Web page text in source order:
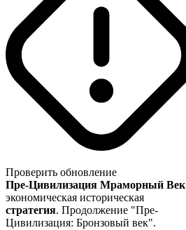
Проверить обновление
Пре-Цивилизация Мраморный Век
экономическая историческая
стратегия. Продолжение "Пре-
Цивилизация: Бронзовый век".